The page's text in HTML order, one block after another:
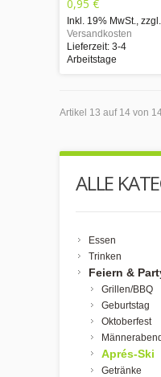
0,95 €
Inkl. 19% MwSt. zzgl.
Versandkosten
Lieferzeit: 3-4
Arbeitstage
Artikel 13 auf 14 von
ALLE
Essen
Trinken
Feiern &
Grillen/BBQ
Geburtstag
Oktoberfest
Aprés-Ski
Getränke